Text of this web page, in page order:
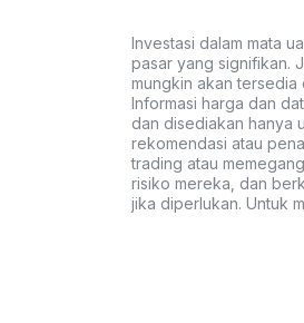
Investasi dalam mata
pasar yang signifikan.
mungkin akan tersedia
Informasi harga dan
dan disediakan hanya
rekomendasi atau
trading atau
risiko mereka, dan
jika diperlukan. Untuk